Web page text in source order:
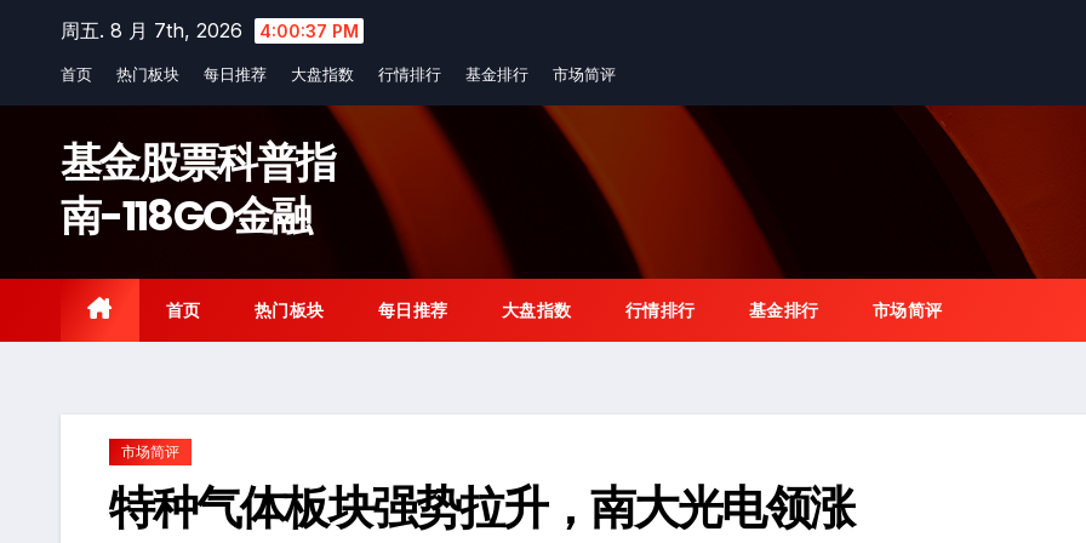
content
周五. 8 月 7th, 2026 4:00:37 PM
首页 热门板块 每日推荐 大盘指数 行情排行 基金排行 市场简评
基金股票科普指
南-118GO金融
首页 热门板块 每日推荐 大盘指数 行情排行 基金排行 市场简评
市场简评
特种气体板块强势拉升，南大光电领涨